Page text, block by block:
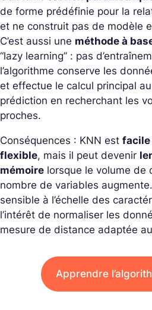
de forme prédéfinie pour la
et ne construit pas de modèle
C’est aussi une méthode à
“lazy learning” : pas
l’algorithme conserve les
et effectue le calcul principal
prédiction en recherchant les
proches.
Conséquences : KNN est facile
flexible, mais il peut devenir
mémoire lorsque le volume de
nombre de variables
sensible à l’échelle des
l’intérêt de normaliser les
mesure de distance adaptée
Apprendre